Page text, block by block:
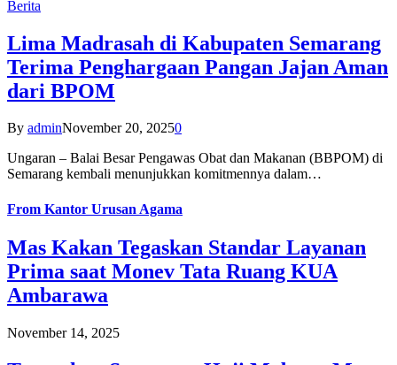
Berita
Lima Madrasah di Kabupaten Semarang
Terima Penghargaan Pangan Jajan Aman
dari BPOM
By adminNovember 20, 20250
Ungaran – Balai Besar Pengawas Obat dan Makanan (BBPOM) di
Semarang kembali menunjukkan komitmennya dalam…
From Kantor Urusan Agama
Mas Kakan Tegaskan Standar Layanan
Prima saat Monev Tata Ruang KUA
Ambarawa
November 14, 2025